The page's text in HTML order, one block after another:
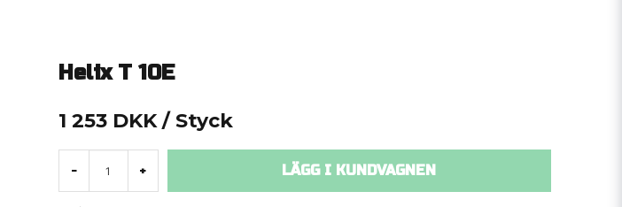
Helix T 10E
1 253 DKK / Styck
- + LÄGG I KUNDVAGNEN